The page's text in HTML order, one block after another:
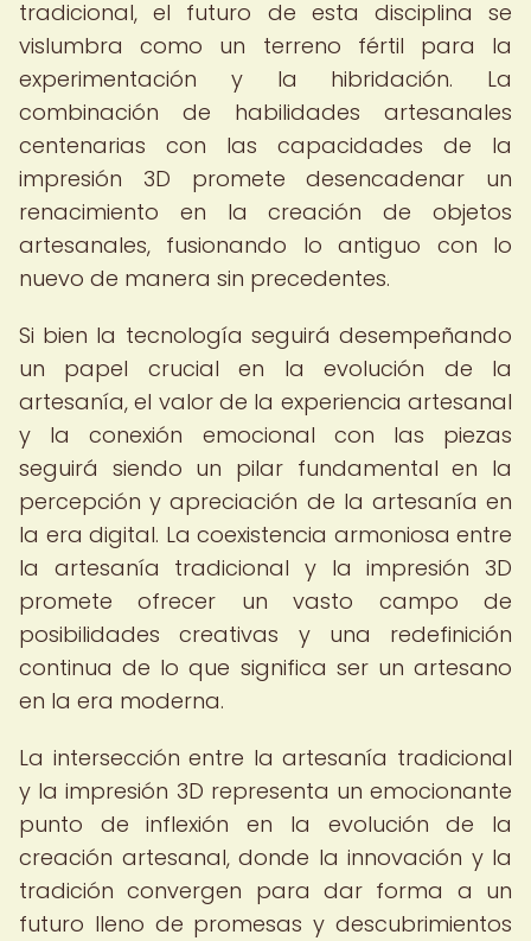
tradicional, el futuro de esta disciplina se
vislumbra como un terreno fértil para la
experimentación y la hibridación. La
combinación de habilidades artesanales
centenarias con las capacidades de la
impresión 3D promete desencadenar un
renacimiento en la creación de objetos
artesanales, fusionando lo antiguo con lo
nuevo de manera sin precedentes.
Si bien la tecnología seguirá desempeñando
un papel crucial en la evolución de la
artesanía, el valor de la experiencia artesanal
y la conexión emocional con las piezas
seguirá siendo un pilar fundamental en la
percepción y apreciación de la artesanía en
la era digital. La coexistencia armoniosa entre
la artesanía tradicional y la impresión 3D
promete ofrecer un vasto campo de
posibilidades creativas y una redefinición
continua de lo que significa ser un artesano
en la era moderna.
La intersección entre la artesanía tradicional
y la impresión 3D representa un emocionante
punto de inflexión en la evolución de la
creación artesanal, donde la innovación y la
tradición convergen para dar forma a un
futuro lleno de promesas y descubrimientos